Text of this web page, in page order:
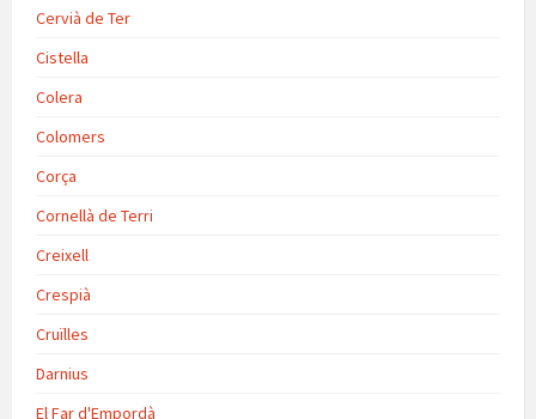
Cervià de Ter
Cistella
Colera
Colomers
Corça
Cornellà de Terri
Creixell
Crespià
Cruïlles
Darnius
El Far d'Empordà